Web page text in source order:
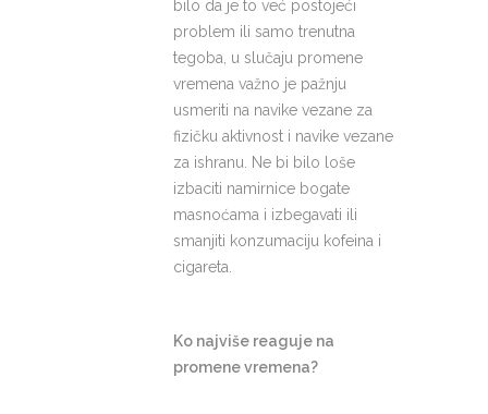
bilo da je to već postojeći
problem ili samo trenutna
tegoba, u slučaju promene
vremena važno je pažnju
usmeriti na navike vezane za
fizičku aktivnost i navike vezane
za ishranu. Ne bi bilo loše
izbaciti namirnice bogate
masnoćama i izbegavati ili
smanjiti konzumaciju kofeina i
cigareta.
Ko najviše reaguje na
promene vremena?